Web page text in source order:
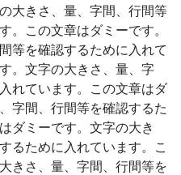
大きさ、量、字間、行間等
。この文章はダミーです。
等を確認するために入れて
。文字の大きさ、量、字
れています。この文章はダ
字間、行間等を確認するた
ダミーです。文字の大き
るために入れています。こ
きさ、量、字間、行間等を